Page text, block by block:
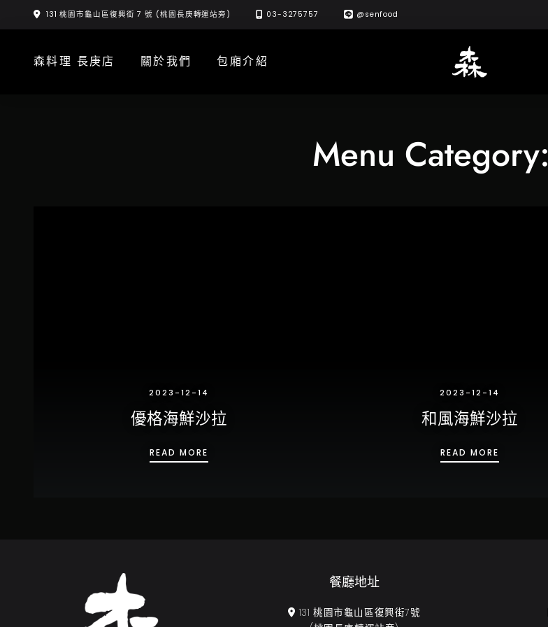
to
131 桃園市龜山區復興街 7 號 (桃園長庚轉運站旁) 03-3275757 @senfood
森料理 長庚店 關於我們 包廂介紹
Menu Category:
2023-12-14
優格海鮮沙拉
READ MORE
2023-12-14
和風海鮮沙拉
READ MORE
餐廳地址
131 桃園市龜山區復興街7號